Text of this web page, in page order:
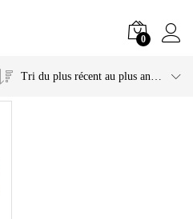
0
Tri du plus récent au plus ancien